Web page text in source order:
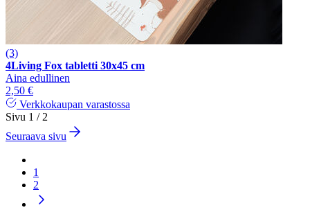
(3)
4Living Fox tabletti 30x45 cm
Aina edullinen
2,50 €
Verkkokaupan varastossa
Sivu 1 / 2
Seuraava sivu
1
2